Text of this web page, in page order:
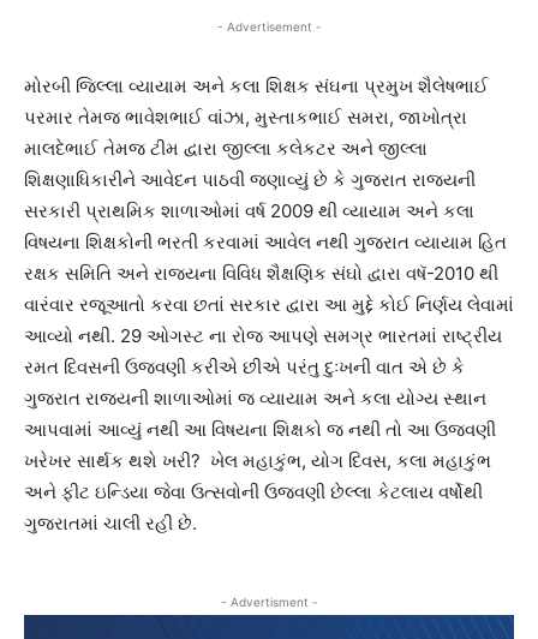
- Advertisement -
મોરબી જિલ્લા વ્યાયામ અને કલા શિક્ષક સંઘના પ્રમુખ શૈલેષભાઈ
પરમાર તેમજ ભાવેશભાઈ વાંઝા, મુસ્તાકભાઈ સમરા, જાખોત્રા
માલદેભાઈ તેમજ ટીમ દ્વારા જીલ્લા કલેકટર અને જીલ્લા
શિક્ષણાધિકારીને આવેદન પાઠવી જણાવ્યું છે કે ગુજરાત રાજ્યની
સરકારી પ્રાથમિક શાળાઓમાં વર્ષ 2009 થી વ્યાયામ અને કલા
વિષયના શિક્ષકોની ભરતી કરવામાં આવેલ નથી ગુજરાત વ્યાયામ હિત
રક્ષક સમિતિ અને રાજ્યના વિવિધ શૈક્ષણિક સંઘો દ્વારા વષૅ-2010 થી
વારંવાર રજૂઆતો કરવા છતાં સરકાર દ્વારા આ મુદ્દે કોઈ નિર્ણય લેવામાં
આવ્યો નથી. 29 ઓગસ્ટ ના રોજ આપણે સમગ્ર ભારતમાં રાષ્ટ્રીય
રમત દિવસની ઉજવણી કરીએ છીએ પરંતુ દુઃખની વાત એ છે કે
ગુજરાત રાજ્યની શાળાઓમાં જ વ્યાયામ અને કલા યોગ્ય સ્થાન
આપવામાં આવ્યું નથી આ વિષયના શિક્ષકો જ નથી તો આ ઉજવણી
ખરેખર સાર્થક થશે ખરી? ખેલ મહાકુંભ, યોગ દિવસ, કલા મહાકુંભ
અને ફીટ ઇન્ડિયા જેવા ઉત્સવોની ઉજવણી છેલ્લા કેટલાય વર્ષોથી
ગુજરાતમાં ચાલી રહી છે.
- Advertisment -